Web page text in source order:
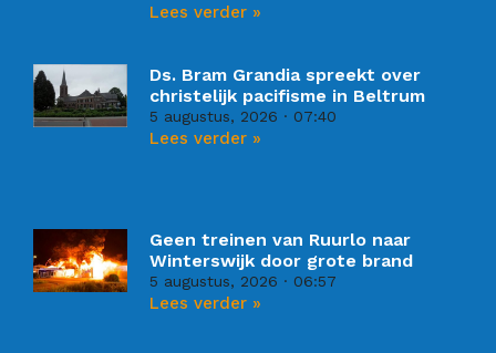
Lees verder »
Ds. Bram Grandia spreekt over
christelijk pacifisme in Beltrum
5 augustus, 2026 07:40
Lees verder »
Geen treinen van Ruurlo naar
Winterswijk door grote brand
5 augustus, 2026 06:57
Lees verder »